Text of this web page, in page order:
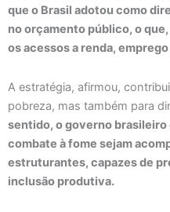
que o Brasil adotou como
no orçamento público, o
os acessos a renda,
A estratégia, afirmou,
pobreza, mas também para
sentido, o governo
combate à fome sejam
estruturantes, capazes de
inclusão produtiva.